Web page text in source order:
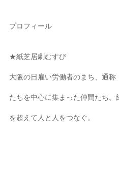
プロフィール
★紙芝居劇むすび
大阪の日雇い労働者のまち、通
たちを中心に集まった仲間たち
を超えて人と人をつなぐ。